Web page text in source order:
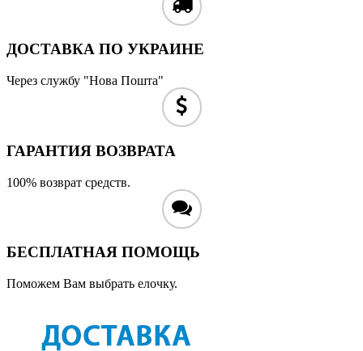
ДОСТАВКА ПО УКРАИНЕ
Через службу "Нова Пошта"
ГАРАНТИЯ ВОЗВРАТА
100% возврат средств.
БЕСПЛАТНАЯ ПОМОЩЬ
Поможем Вам выбрать елочку.